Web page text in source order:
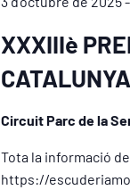
XXXIIIè
Circuit Parc de la
Tota la informació
https://